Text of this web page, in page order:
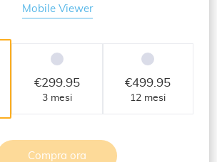
Mobile Viewer
€299.95
3 mesi
€499.95
12 mesi
Compra ora